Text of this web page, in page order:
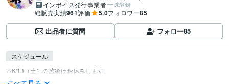
インボイス発行事業者
未登録
総販売実績961評価 5.0フォロワー85
出品者に質問 フォロー85
スケジュール